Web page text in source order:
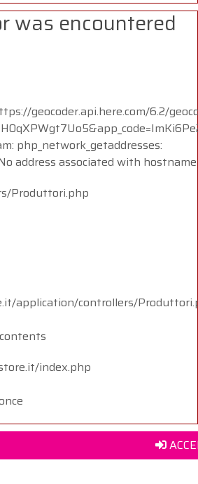
was encountered
geocoder.api.here.com/6.2/
php_network_getaddresses:
address associated with hostname
Produttori.php
application/controllers/
index.php